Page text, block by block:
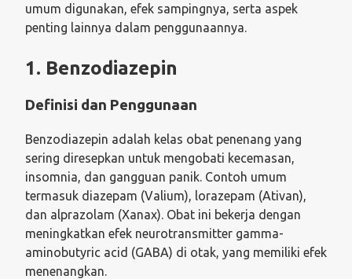
umum digunakan, efek sampingnya, serta aspek
penting lainnya dalam penggunaannya.
1. Benzodiazepin
Definisi dan Penggunaan
Benzodiazepin adalah kelas obat penenang yang
sering diresepkan untuk mengobati kecemasan,
insomnia, dan gangguan panik. Contoh umum
termasuk diazepam (Valium), lorazepam (Ativan),
dan alprazolam (Xanax). Obat ini bekerja dengan
meningkatkan efek neurotransmitter gamma-
aminobutyric acid (GABA) di otak, yang memiliki efek
menenangkan.